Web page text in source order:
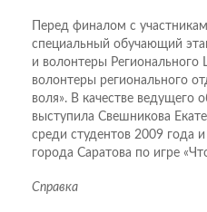
Перед финалом с
специальный обучающий
и волонтеры
волонтеры регионального
воля». В качестве ведущего
выступила Свешникова
среди студентов 2009 года
города Саратова по игре
Справка